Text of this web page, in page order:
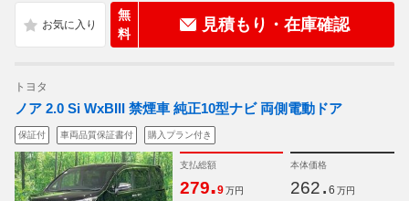
無
料
見積もり・在庫確認
トヨタ
ノア 2.0 Si WxBIII 禁煙車 純正10型ナビ 両側電動ドア
保証付 車両品質保証書付 購入プラン付き
支払総額
279.9 万円
本体価格
262. 6 万円